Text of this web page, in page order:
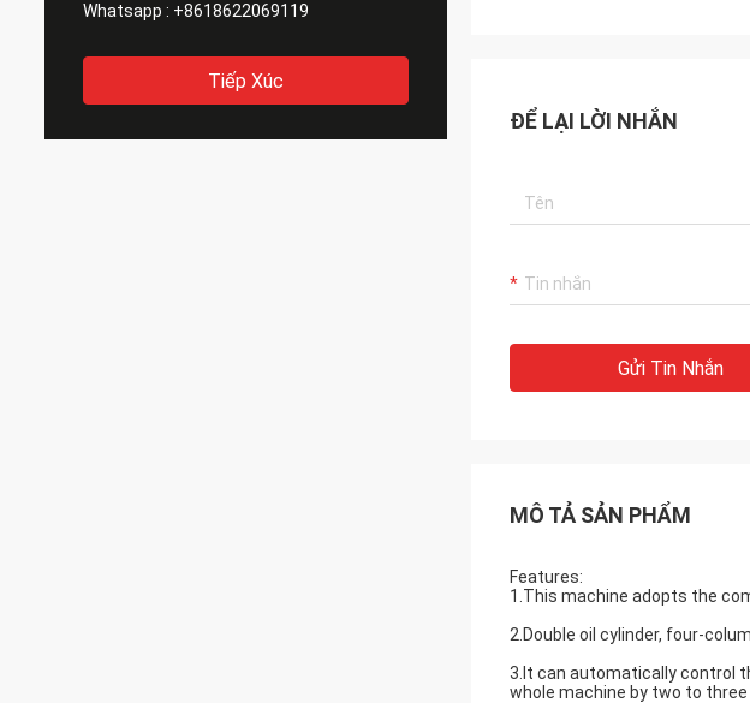
Whatsapp : +8618622069119
Tiếp Xúc
ĐỂ LẠI LỜI NHẮN
Gửi Tin Nhắn
MÔ TẢ SẢN PHẨM
Features:
1.This machine adopts the
2.Double oil cylinder, four-
3.It can automatically control
whole machine by two to three